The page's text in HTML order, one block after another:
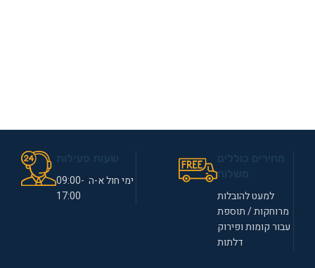
למעט להובלות
מרוחקות / תוספת
עבור קומות ופירוק
דלתות
ימי חול א-ה 09:00-
17:00